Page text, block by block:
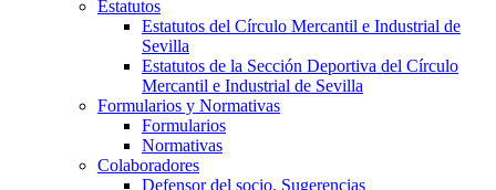
Estatutos
Estatutos del Círculo Mercantil e Industrial de
Sevilla
Estatutos de la Sección Deportiva del Círculo
Mercantil e Industrial de Sevilla
Formularios y Normativas
Formularios
Normativas
Colaboradores
Defensor del socio. Sugerencias